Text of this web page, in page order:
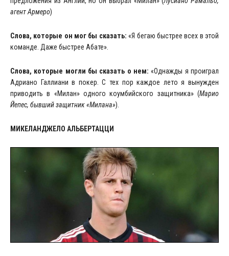
агент Армеро)
Слова, которые он мог бы сказать:«Я бегаю быстрее всех в этой
команде. Даже быстрее Абате».
Слова, которые могли бы сказать о нем:«Однажды я проиграл
Адриано Галлиани в покер. С тех пор каждое лето я вынужден
приводить в «Милан» одного коумбийского защитника» (Марио
Йепес, бывший защитник «Милана»).
МИКЕЛАНДЖЕЛО АЛЬБЕРТАЦЦИ